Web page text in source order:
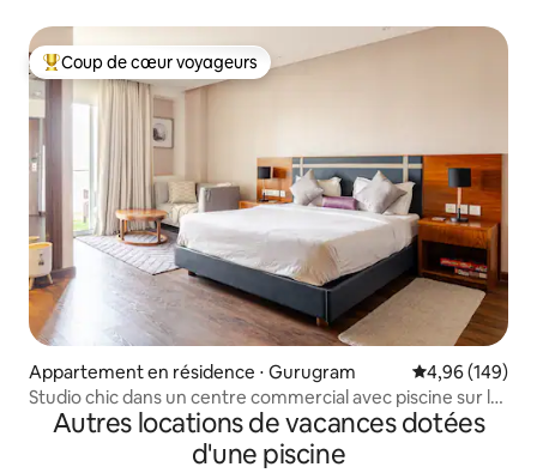
Coups de cœur voyageurs les plus appréciés
Coup de cœur voyageurs
Appartement en résidence ⋅ Gurugram Évaluation
4,96 (149)
Studio chic dans un centre commercial avec piscine sur le
toitAutres locations de vacances dotées
d'une piscine